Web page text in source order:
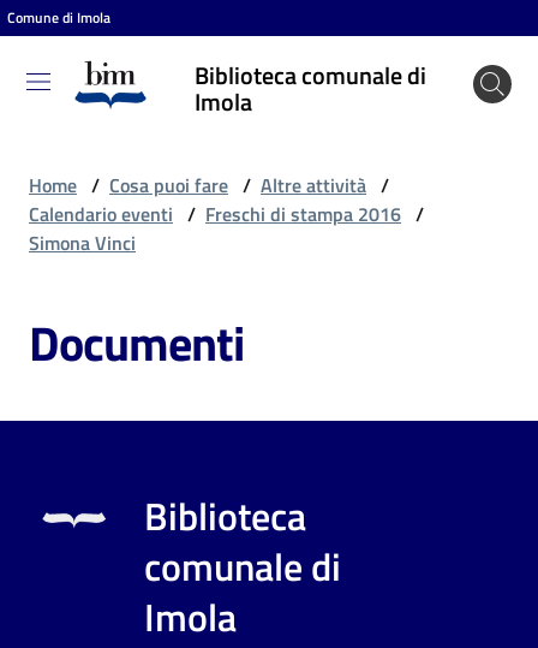
Vai al contenuto
Vai alla navigazione
Vai al footer
Comune di Imola
Biblioteca comunale di
Imola
Biblioteca
comunale
Cosa
fare
Scopri
Home / Cosa puoi fare / Altre attività /
Calendario eventi / Freschi di stampa 2016 /
Simona Vinci
Documenti
Biblioteca
comunale di
Imola